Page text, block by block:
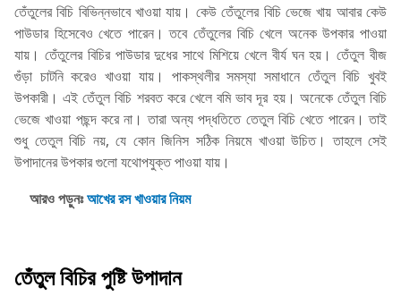
তেঁতুলের বিচি বিভিন্নভাবে খাওয়া যায়। কেউ তেঁতুলের বিচি ভেজে খায় আবার কেউ
পাউডার হিসেবেও খেতে পারেন। তবে তেঁতুলের বিচি খেলে অনেক উপকার পাওয়া
যায়। তেঁতুলের বিচির পাউডার দুধের সাথে মিশিয়ে খেলে বীর্য ঘন হয়। তেঁতুল বীজ
গুঁড়া চাটনি করেও খাওয়া যায়। পাকস্থলীর সমস্যা সমাধানে তেঁতুল বিচি খুবই
উপকারী। এই তেঁতুল বিচি শরবত করে খেলে বমি ভাব দূর হয়। অনেকে তেঁতুল বিচি
ভেজে খাওয়া পছন্দ করে না। তারা অন্য পদ্ধতিতে তেতুল বিচি খেতে পারেন। তাই
শুধু তেতুল বিচি নয়, যে কোন জিনিস সঠিক নিয়মে খাওয়া উচিত। তাহলে সেই
উপাদানের উপকার গুলো যথোপযুক্ত পাওয়া যায়।
আরও পড়ুনঃআখের রস খাওয়ার নিয়ম
তেঁতুল বিচির পুষ্টি উপাদান